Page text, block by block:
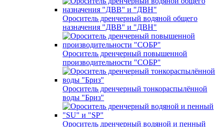
Ороситель дренчерный водяной общего
назначения "ДВВ" и "ДВН"
Ороситель дренчерный повышенной
производительности "СОБР"
Ороситель дренчерный тонкораспылённой
воды "Бриз"
Ороситель дренчерный водяной и пенный